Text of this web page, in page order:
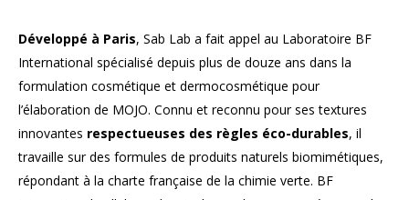
Développé à Paris, Sab Lab a fait appel au Laboratoire BF
International spécialisé depuis plus de douze ans dans la
formulation cosmétique et dermocosmétique pour
l’élaboration de MOJO. Connu et reconnu pour ses textures
innovantes respectueuses des règles éco-durables, il
travaille sur des formules de produits naturels biomimétiques,
répondant à la charte française de la chimie verte. BF